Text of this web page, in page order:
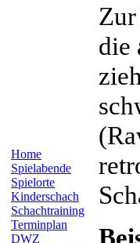
Home
Spielabende
Spielorte
Kinderschach
Schachtraining
Terminplan
DWZ
die